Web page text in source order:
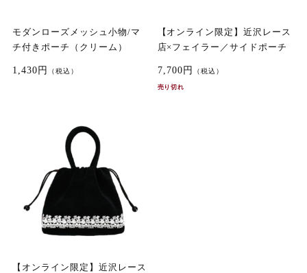
モダンローズメッシュ小物/マ
チ付きポーチ（クリーム）
1,430円 （税込）
【オンライン限定】近沢レース
店×フェイラー／サイドポーチ
7,700円 （税込）
売り切れ
【オンライン限定】近沢レース